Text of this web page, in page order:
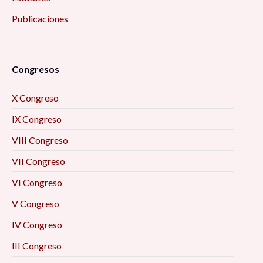
las desigualdades en nuestras sociedades
La intervención y el trabajo con poblaciones en
sexoservidoras; en situación de calle; privadas
Emociones y activismo feminista, 5:00 pm
Salud, ambiente, política y sociedad, 5:00 pm
La función del derecho en un sistema patriarcal,
5:00 pm
Publicaciones
Congresos
X Congreso
IX Congreso
VIII Congreso
VII Congreso
VI Congreso
V Congreso
IV Congreso
III Congreso